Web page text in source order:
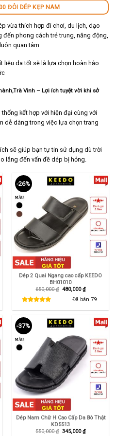
ĐÔI DÉP KẸP NAM
vừa thích hợp đi chơi, du lịch, dạo
phong cách trẻ trung, năng động,
quan tâm
da tốt sẽ là lựa chọn hoàn hảo
Vinh – Lợi ích tuyệt vời khi sở
kết hợp với hiện đại cùng với
dễ dàng trong việc lựa chọn trang
sẽ giúp bạn tự tin sử dụng dù trời
lắng đến vấn đề dép bị hỏng.
-26%
Dép 2 Quai Ngang cao cấp KEEDO
BH01010
650,000₫ Giá
480,000₫Giá
hiện
tại
Đã bán 79
-37%
Dép Nam Chữ H Cao Cấp Da Bò Thật
KD5513
550,000₫ Giá
345,000₫Giá